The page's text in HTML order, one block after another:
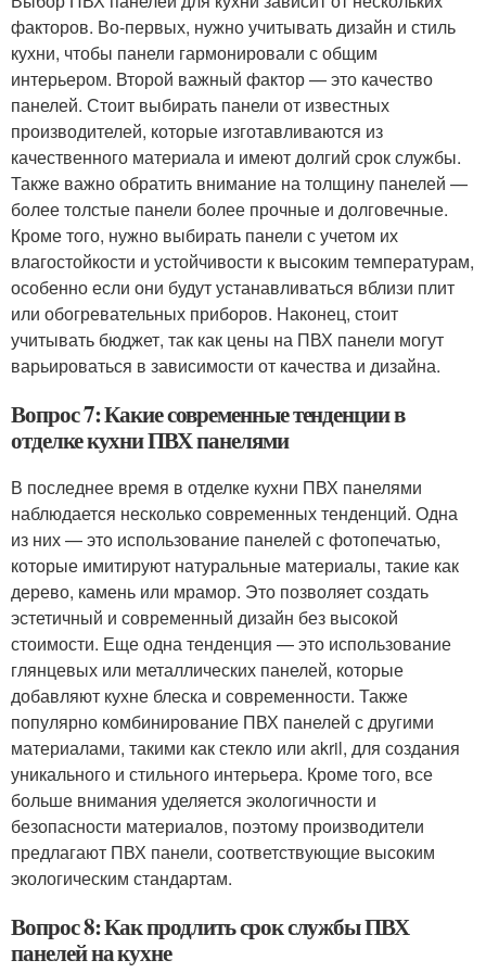
факторов. Во-первых, нужно учитывать дизайн и стиль
кухни, чтобы панели гармонировали с общим
интерьером. Второй важный фактор — это качество
панелей. Стоит выбирать панели от известных
производителей, которые изготавливаются из
качественного материала и имеют долгий срок службы.
Также важно обратить внимание на толщину панелей —
более толстые панели более прочные и долговечные.
Кроме того, нужно выбирать панели с учетом их
влагостойкости и устойчивости к высоким температурам,
особенно если они будут устанавливаться вблизи плит
или обогревательных приборов. Наконец, стоит
учитывать бюджет, так как цены на ПВХ панели могут
варьироваться в зависимости от качества и дизайна.
Вопрос 7: Какие современные тенденции в
отделке кухни ПВХ панелями
В последнее время в отделке кухни ПВХ панелями
наблюдается несколько современных тенденций. Одна
из них — это использование панелей с фотопечатью,
которые имитируют натуральные материалы, такие как
дерево, камень или мрамор. Это позволяет создать
эстетичный и современный дизайн без высокой
стоимости. Еще одна тенденция — это использование
глянцевых или металлических панелей, которые
добавляют кухне блеска и современности. Также
популярно комбинирование ПВХ панелей с другими
материалами, такими как стекло или аkril, для создания
уникального и стильного интерьера. Кроме того, все
больше внимания уделяется экологичности и
безопасности материалов, поэтому производители
предлагают ПВХ панели, соответствующие высоким
экологическим стандартам.
Вопрос 8: Как продлить срок службы ПВХ
панелей на кухне